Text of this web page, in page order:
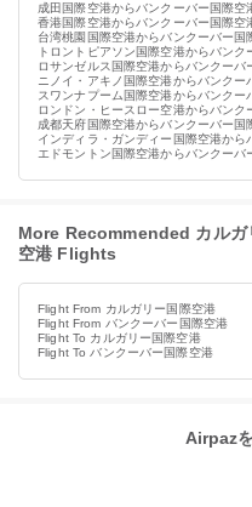
成田国際空港からバンクーバー国際空
香港国際空港からバンクーバー国際空
台湾桃園国際空港からバンクーバー国
トロントピアソン国際空港からバンク
ロサンゼルス国際空港からバンクーバ
ニノイ・アキノ国際空港からバンクー
スワンナプーム国際空港からバンクー
ロンドン・ヒースロー空港からバンク
成都天府国際空港からバンクーバー国
インディラ・ガンディー国際空港から
エドモントン国際空港からバンクーバ
More Recommended カルガ
空港 Flights
Flight From カルガリー国際空港
Flight From バンクーバー国際空港
Flight To カルガリー国際空港
Flight To バンクーバー国際空港
Airpaz